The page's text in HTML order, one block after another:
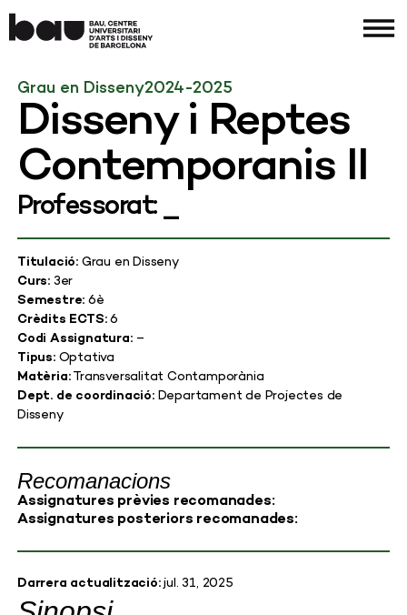
Grau en Disseny2024-2025
Disseny i Reptes
Contemporanis II
Professorat: _
Titulació:Grau en Disseny
Curs:3er
Semestre: 6è
Crèdits ECTS:6
Codi Assignatura:–
Tipus:Optativa
Matèria:Transversalitat Contamporània
Dept. de coordinació:Departament de Projectes de
Disseny
Recomanacions
Assignatures prèvies recomanades:
Assignatures posteriors recomanades:
Darrera actualització:jul. 31, 2025